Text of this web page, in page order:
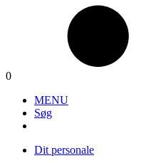
0
MENU
Søg
Dit personale